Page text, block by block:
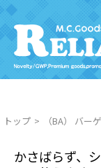
トップ （BA） バー
かさばらず、